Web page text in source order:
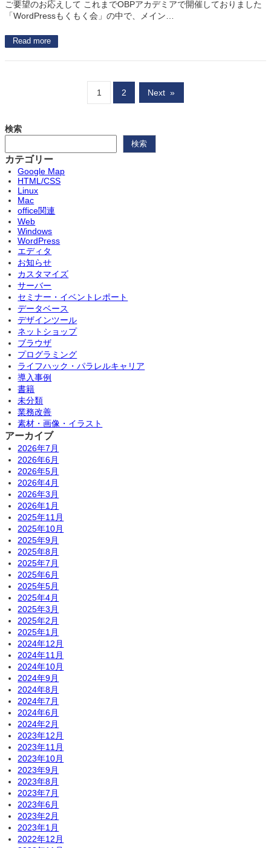
ご要望のお応えして これまでOBPアカデミアで開催しておりました
「WordPressもくもく会」の中で、メイン…
Read more
1 2 Next »
検索
検索
カテゴリー
Google Map
HTML/CSS
Linux
Mac
office関連
Web
Windows
WordPress
エディタ
お知らせ
カスタマイズ
サーバー
セミナー・イベントレポート
データベース
デザインツール
ネットショップ
ブラウザ
プログラミング
ライフハック・パラレルキャリア
導入事例
書籍
未分類
業務改善
素材・画像・イラスト
アーカイブ
2026年7月
2026年6月
2026年5月
2026年4月
2026年3月
2026年1月
2025年11月
2025年10月
2025年9月
2025年8月
2025年7月
2025年6月
2025年5月
2025年4月
2025年3月
2025年2月
2025年1月
2024年12月
2024年11月
2024年10月
2024年9月
2024年8月
2024年7月
2024年6月
2024年2月
2023年12月
2023年11月
2023年10月
2023年9月
2023年8月
2023年7月
2023年6月
2023年2月
2023年1月
2022年12月